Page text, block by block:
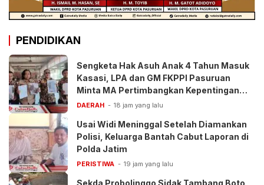
PENDIDIKAN
Sengketa Hak Asuh Anak 4 Tahun Masuk
Kasasi, LPA dan GM FKPPI Pasuruan
Minta MA Pertimbangkan Kepentingan
Anak
DAERAH 18 jam yang lalu
Usai Widi Meninggal Setelah Diamankan
Polisi, Keluarga Bantah Cabut Laporan di
Polda Jatim
PERISTIWA 19 jam yang lalu
Sekda Probolinggo Sidak Tambang Boto,